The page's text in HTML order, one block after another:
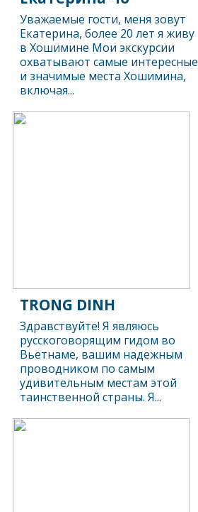
Уважаемые гости, меня зовут
Екатерина, более 20 лет я живу
в Хошимине Мои экскурсии
охватывают самые интересные
и значимые места Хошимина,
включая...
TRONG DINH
Здравствуйте! Я являюсь
русскоговорящим гидом во
Вьетнаме, вашим надежным
проводником по самым
удивительным местам этой
таинственной страны. Я...